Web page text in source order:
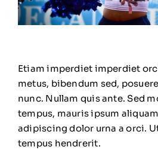
Etiam imperdiet imperdiet
metus, bibendum sed,
nunc. Nullam quis ante. Sed
tempus, mauris ipsum
adipiscing dolor urna a orci.
tempus hendrerit.